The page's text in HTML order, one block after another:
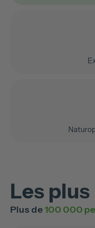
Les
Plus de100 000